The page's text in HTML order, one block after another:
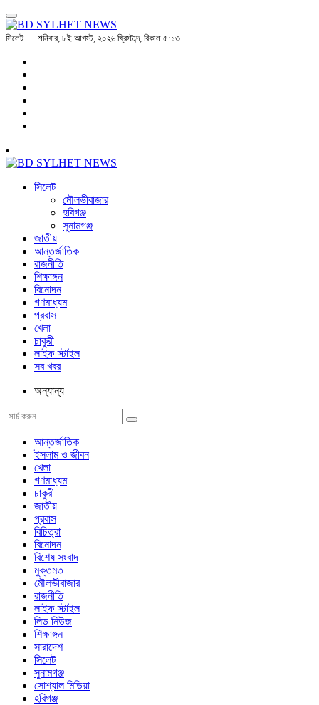
সিলেট শনিবার, ৮ই আগস্ট, ২০২৬ খ্রিস্টাব্দ, বিকাল ৫:১৩
সিলেট
মৌলভীবাজার
হবিগঞ্জ
সুনামগঞ্জ
জাতীয়
আন্তর্জাতিক
রাজনীতি
শিক্ষাঙ্গন
বিনোদন
গণমাধ্যম
প্রবাস
খেলা
চাকুরী
লাইফ স্টাইল
সব খবর
অন্যান্য
আন্তর্জাতিক
ইসলাম ও জীবন
খেলা
গণমাধ্যম
চাকুরী
জাতীয়
প্রবাস
বিচিত্রা
বিনোদন
বিশেষ সংবাদ
মুক্তমত
মৌলভীবাজার
রাজনীতি
লাইফ স্টাইল
লিড নিউজ
শিক্ষাঙ্গন
সারাদেশ
সিলেট
সুনামগঞ্জ
সোশ্যাল মিডিয়া
হবিগঞ্জ